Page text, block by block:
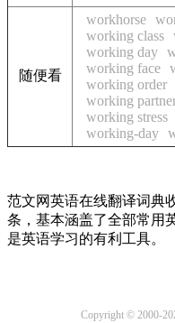
随便看
workhorse
working class
working day
working face
working order
working
working stress
working-day
范文网英语在线翻译词典
条，基本涵盖了全部常用
是英语学习的有利工具。
Copyright © 2000-